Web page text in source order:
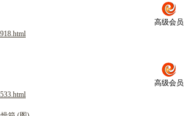
高级会员
高级会员